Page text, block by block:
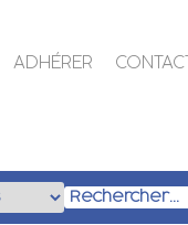
ADHÉRER CONTACT